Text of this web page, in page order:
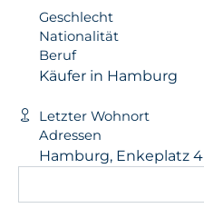
Geschlecht
Nationalität
Beruf
Käufer in Hamburg
Letzter Wohnort
Adressen
Hamburg, Enkeplatz 4